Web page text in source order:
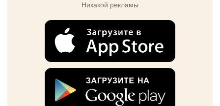
Никакой рекламы